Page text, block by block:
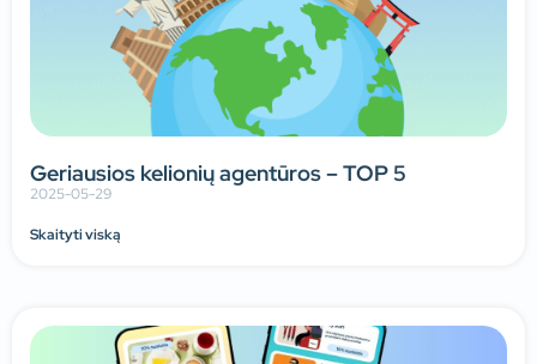
Geriausios kelionių agentūros – TOP 5
2025-05-29
Skaityti viską